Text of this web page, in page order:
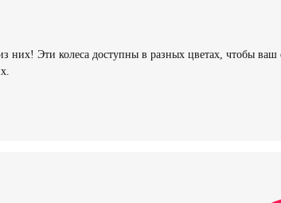
Эти колеса доступны в разных цветах, чтобы ваш